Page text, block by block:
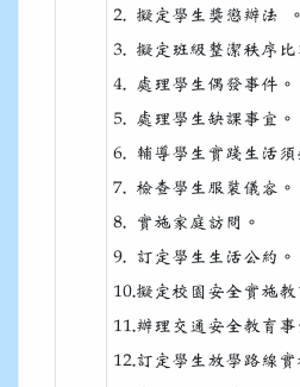
2. 擬定學生獎懲辦法 。
3. 擬定班級整潔秩序比
4. 處理學生偶發事件。
5. 處理學生缺課事宜。
6. 輔導學生實踐生活須
7. 檢查學生服裝儀容。
8. 實施家庭訪問。
9. 訂定學生生活公約。
10.擬定校園安全實施教
11.辦理交通安全教育事
12.訂定學生放學路線實